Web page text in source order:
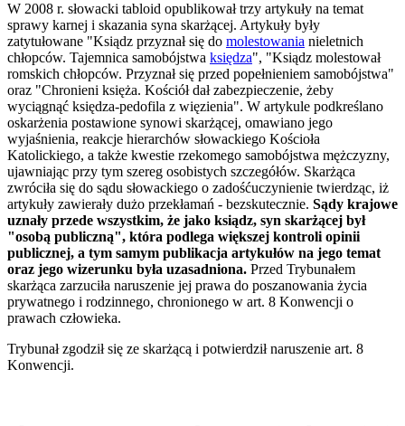
W 2008 r. słowacki tabloid opublikował trzy artykuły na temat
sprawy karnej i skazania syna skarżącej. Artykuły były
zatytułowane "Ksiądz przyznał się do molestowania nieletnich
chłopców. Tajemnica samobójstwa księdza", "Ksiądz molestował
romskich chłopców. Przyznał się przed popełnieniem samobójstwa"
oraz "Chronieni księża. Kościół dał zabezpieczenie, żeby
wyciągnąć księdza-pedofila z więzienia". W artykule podkreślano
oskarżenia postawione synowi skarżącej, omawiano jego
wyjaśnienia, reakcje hierarchów słowackiego Kościoła
Katolickiego, a także kwestie rzekomego samobójstwa mężczyzny,
ujawniając przy tym szereg osobistych szczegółów. Skarżąca
zwróciła się do sądu słowackiego o zadośćuczynienie twierdząc, iż
artykuły zawierały dużo przekłamań - bezskutecznie. Sądy krajowe
uznały przede wszystkim, że jako ksiądz, syn skarżącej był
"osobą publiczną", która podlega większej kontroli opinii
publicznej, a tym samym publikacja artykułów na jego temat
oraz jego wizerunku była uzasadniona. Przed Trybunałem
skarżąca zarzuciła naruszenie jej prawa do poszanowania życia
prywatnego i rodzinnego, chronionego w art. 8 Konwencji o
prawach człowieka.
Trybunał zgodził się ze skarżącą i potwierdził naruszenie art. 8
Konwencji.